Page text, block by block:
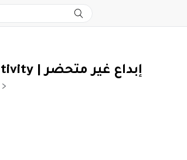
Uncivilized Creativity | إبداع غير متحضّر